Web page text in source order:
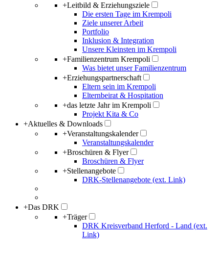
+Leitbild & Erziehungsziele
Die ersten Tage im Krempoli
Ziele unserer Arbeit
Portfolio
Inklusion & Integration
Unsere Kleinsten im Krempoli
+Familienzentrum Krempoli
Was bietet unser Familienzentrum
+Erziehungspartnerschaft
Eltern sein im Krempoli
Elternbeirat & Hospitation
+das letzte Jahr im Krempoli
Projekt Kita & Co
+Aktuelles & Downloads
+Veranstaltungskalender
Veranstaltungskalender
+Broschüren & Flyer
Broschüren & Flyer
+Stellenangebote
DRK-Stellenangebote (ext. Link)
+Das DRK
+Träger
DRK Kreisverband Herford - Land (ext.
Link)